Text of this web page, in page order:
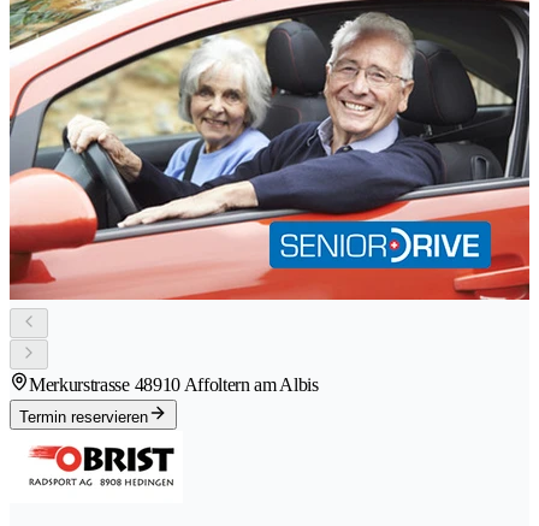
Merkurstrasse 48910 Affoltern am Albis
Termin reservieren